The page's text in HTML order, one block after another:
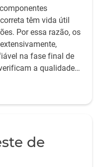
têm vida útil
Por essa razão, os
na fase final de
a qualidade
de